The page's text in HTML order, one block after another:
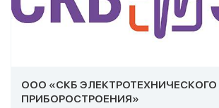
ООО «СКБ ЭЛЕКТРОТЕХНИЧЕСКОГО
ПРИБОРОСТРОЕНИЯ»